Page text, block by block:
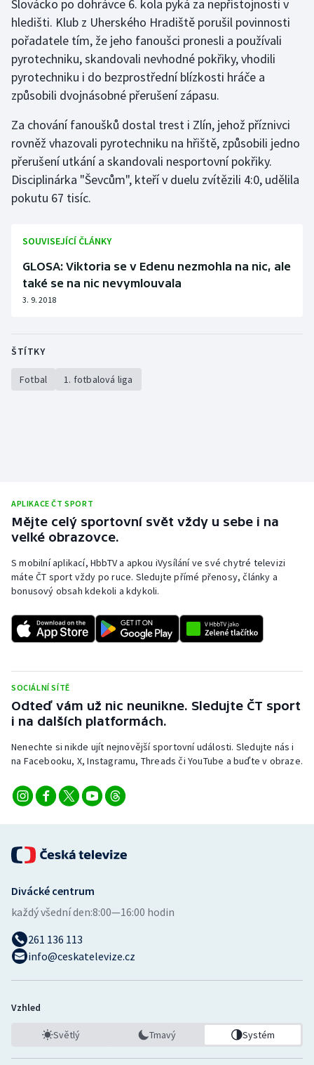
Lezení
Lyže a snowboard
Moderní pětiboj
Olympijské hry
Parasport
Plážový volejbal
Ragby
Rychlostní kanoistika
Short track
Volejbal
Ostatní
Slovácko po dohrávce 6. kola pyká za nepřístojnosti v
hledišti. Klub z Uherského Hradiště porušil povinnosti
pořadatele tím, že jeho fanoušci pronesli a používali
pyrotechniku, skandovali nevhodné pokřiky, vhodili
pyrotechniku i do bezprostřední blízkosti hráče a
způsobili dvojnásobné přerušení zápasu.
Za chování fanoušků dostal trest i Zlín, jehož příznivci
rovněž vhazovali pyrotechniku na hřiště, způsobili jedno
přerušení utkání a skandovali nesportovní pokřiky.
Disciplinárka "Ševcům", kteří v duelu zvítězili 4:0, udělila
pokutu 67 tisíc.
SOUVISEJÍCÍ ČLÁNKY
GLOSA: Viktoria se v Edenu nezmohla na nic, ale
také se na nic nevymlouvala
3. 9. 2018
ŠTÍTKY
Fotbal 1. fotbalová liga
APLIKACE ČT SPORT
Mějte celý sportovní svět vždy u sebe i na
velké obrazovce.
S mobilní aplikací, HbbTV a apkou iVysílání ve své chytré televizi
máte ČT sport vždy po ruce. Sledujte přímé přenosy, články a
bonusový obsah kdekoli a kdykoli.
SOCIÁLNÍ SÍTĚ
Odteď vám už nic neunikne. Sledujte ČT sport
i na dalších platformách.
Nenechte si nikde ujít nejnovější sportovní události. Sledujte nás i
na Facebooku, X, Instagramu, Threads či YouTube a buďte v obraze.
Divácké centrum
každý všední den:8:00—16:00 hodin
261 136 113
info@ceskatelevize.cz
Vzhled
Světlý Tmavý Systém